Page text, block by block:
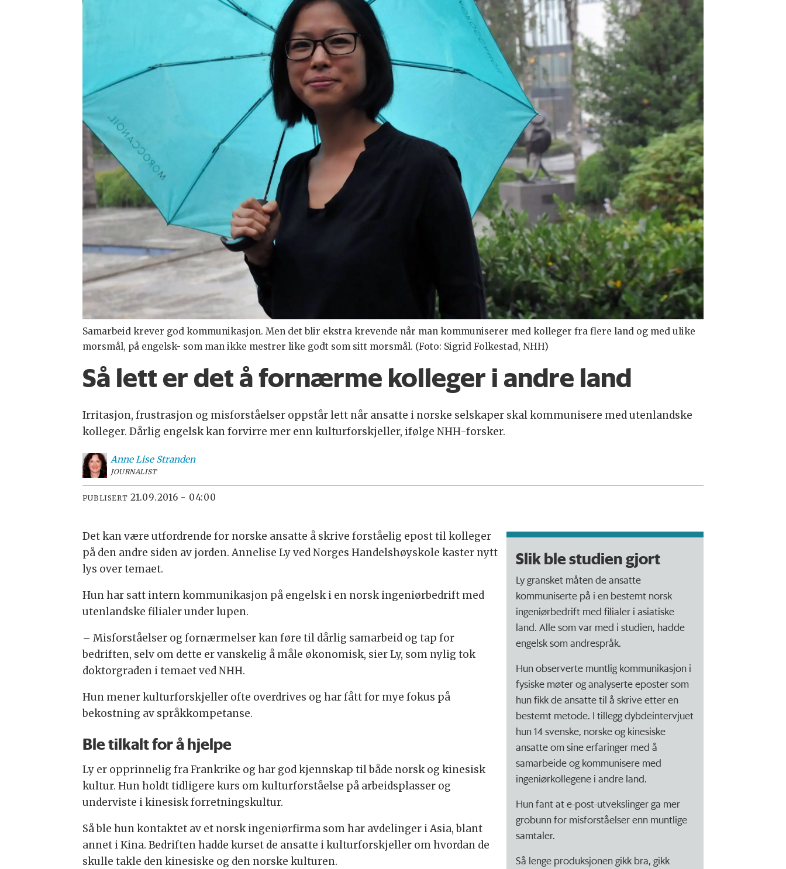
Samarbeid krever god kommunikasjon. Men det blir ekstra krevende når man kommuniserer med kolleger fra flere land og med ulike
morsmål, på engelsk- som man ikke mestrer like godt som sitt morsmål. (Foto: Sigrid Folkestad, NHH)
Så lett er det å fornærme kolleger i andre land
Irritasjon, frustrasjon og misforståelser oppstår lett når ansatte i norske selskaper skal kommunisere med utenlandske
kolleger. Dårlig engelsk kan forvirre mer enn kulturforskjeller, ifølge NHH-forsker.
Anne Lise Stranden
JOURNALIST
PUBLISERT 21.09.2016 - 04:00
Slik ble studien gjort
Ly gransket måten de ansatte
kommuniserte på i en bestemt norsk
ingeniørbedrift med filialer i asiatiske
land. Alle som var med i studien, hadde
engelsk som andrespråk.
Hun observerte muntlig kommunikasjon i
fysiske møter og analyserte eposter som
hun fikk de ansatte til å skrive etter en
bestemt metode. I tillegg dybdeintervjuet
hun 14 svenske, norske og kinesiske
ansatte om sine erfaringer med å
samarbeide og kommunisere med
ingeniørkollegene i andre land.
Hun fant at e-post-utvekslinger ga mer
grobunn for misforståelser enn muntlige
samtaler.
Så lenge produksjonen gikk bra, gikk
Det kan være utfordrende for norske ansatte å skrive forståelig epost til kolleger
på den andre siden av jorden. Annelise Ly ved Norges Handelshøyskole kaster nytt
lys over temaet.
Hun har satt intern kommunikasjon på engelsk i en norsk ingeniørbedrift med
utenlandske filialer under lupen.
– Misforståelser og fornærmelser kan føre til dårlig samarbeid og tap for
bedriften, selv om dette er vanskelig å måle økonomisk, sier Ly, som nylig tok
doktorgraden i temaet ved NHH.
Hun mener kulturforskjeller ofte overdrives og har fått for mye fokus på
bekostning av språkkompetanse.
Ble tilkalt for å hjelpe
Ly er opprinnelig fra Frankrike og har god kjennskap til både norsk og kinesisk
kultur. Hun holdt tidligere kurs om kulturforståelse på arbeidsplasser og
underviste i kinesisk forretningskultur.
Så ble hun kontaktet av et norsk ingeniørfirma som har avdelinger i Asia, blant
annet i Kina. Bedriften hadde kurset de ansatte i kulturforskjeller om hvordan de
skulle takle den kinesiske og den norske kulturen.